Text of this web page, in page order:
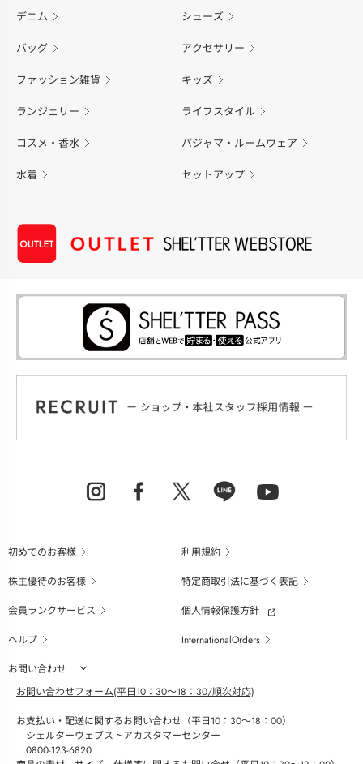
デニム シューズ
バッグ アクセサリー
ファッション雑貨 キッズ
ランジェリー ライフスタイル
コスメ・香水 パジャマ・ルームウェア
水着 セットアップ
初めてのお客様
利用規約
株主優待のお客様
特定商取引法に基づく表記
会員ランクサービス
個人情報保護方針
ヘルプ
InternationalOrders
お問い合わせ
お問い合わせフォーム(平日10：30～18：30/順次対応)
お支払い・配送に関するお問い合わせ（平日10：30～18：00）
シェルターウェブストアカスタマーセンター
0800-123-6820